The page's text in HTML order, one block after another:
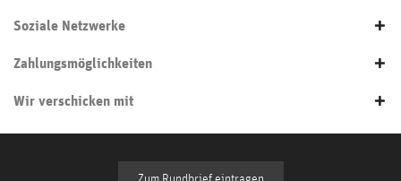
Soziale Netzwerke
Zahlungsmöglichkeiten
Wir verschicken mit